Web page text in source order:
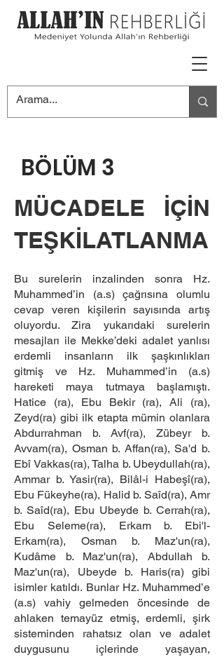
BÖLÜM 3
MÜCADELE İÇİN
TEŞKİLATLANMA
Bu surelerin inzalinden sonra Hz.
Muhammed’in (a.s) çağrısına olumlu
cevap veren kişilerin sayısında artış
oluyordu. Zira yukarıdaki surelerin
mesajları ile Mekke’deki adalet yanlısı
erdemli insanların ilk şaşkınlıkları
gitmiş ve Hz. Muhammed’in (a.s)
hareketi maya tutmaya başlamıştı.
Hatice (ra), Ebu Bekir (ra), Ali (ra),
Zeyd(ra) gibi ilk etapta mümin olanlara
Abdurrahman b. Avf(ra), Zübeyr b.
Avvam(ra), Osman b. Affan(ra), Sa'd b.
Ebî Vakkas(ra), Talha b. Ubeydullah(ra),
Ammar b. Yasir(ra), Bilâl-i Habeşî(ra),
Ebu Fükeyhe(ra), Halid b. Saîd(ra), Amr
b. Saîd(ra), Ebu Ubeyde b. Cerrah(ra),
Ebu Seleme(ra), Erkam b. Ebi'l-
Erkam(ra), Osman b. Maz'un(ra),
Kudâme b. Maz'un(ra), Abdullah b.
Maz'un(ra), Ubeyde b. Haris(ra) gibi
isimler katıldı. Bunlar Hz. Muhammed’e
(a.s) vahiy gelmeden öncesinde de
ahlaken temayüz etmiş, erdemli, şirk
sisteminden rahatsız olan ve adalet
duygusunu içlerinde yaşayan,